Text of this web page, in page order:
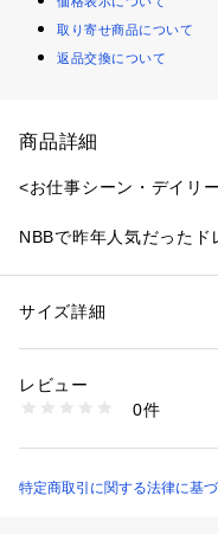
取り寄せ商品について
返品交換について
商品詳細
<お仕事シーン・デイリ
NBBで昨年人気だったド
た今年らしい1枚に。ウ
アウターです。
性別：レディース
素材：ポリエステル 100%
洗濯：洗濯× 漂白× アイロ
※詳しい洗濯方法について
0174152240 （ショップ）
サイズ詳細
レビュー
0件
特定商取引に関する法律に基